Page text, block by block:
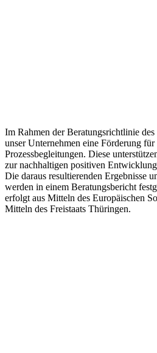
Im Rahmen der Beratungsrichtlinie
unser Unternehmen eine Förderung
Prozessbegleitungen. Diese
zur nachhaltigen positiven
Die daraus resultierenden Ergebnisse
werden in einem Beratungsbericht
erfolgt aus Mitteln des Europäischen
Mitteln des Freistaats Thüringen.